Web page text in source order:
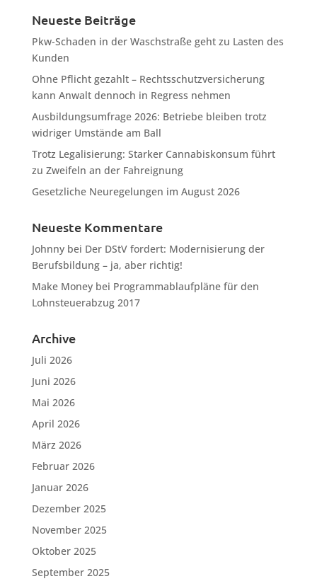
Neueste Beiträge
Pkw-Schaden in der Waschstraße geht zu Lasten des
Kunden
Ohne Pflicht gezahlt – Rechtsschutzversicherung
kann Anwalt dennoch in Regress nehmen
Ausbildungsumfrage 2026: Betriebe bleiben trotz
widriger Umstände am Ball
Trotz Legalisierung: Starker Cannabiskonsum führt
zu Zweifeln an der Fahreignung
Gesetzliche Neuregelungen im August 2026
Neueste Kommentare
Johnnybei Der DStV fordert: Modernisierung der
Berufsbildung – ja, aber richtig!
Make Moneybei Programmablaufpläne für den
Lohnsteuerabzug 2017
Archive
Juli 2026
Juni 2026
Mai 2026
April 2026
März 2026
Februar 2026
Januar 2026
Dezember 2025
November 2025
Oktober 2025
September 2025